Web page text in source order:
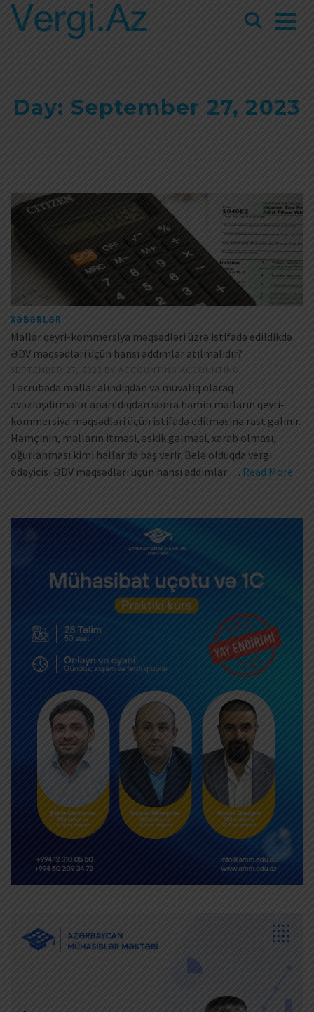
Day: September 27, 2023
XƏBƏRLƏR
Mallar qeyri-kommersiya məqsədləri üzrə istifadə edildikdə
ƏDV məqsədləri üçün hansı addımlar atılmalıdır?
SEPTEMBER 27, 2023 BY ACCOUNTING ACCOUNTING
Təcrübədə mallar alındıqdan və müvafiq olaraq
əvəzləşdirmələr aparıldıqdan sonra həmin malların qeyri-
kommersiya məqsədləri üçün istifadə edilməsinə rast gəlinir.
Həmçinin, malların itməsi, əskik gəlməsi, xarab olması,
oğurlanması kimi hallar da baş verir. Belə olduqda vergi
ödəyicisi ƏDV məqsədləri üçün hansı addımlar … Read More